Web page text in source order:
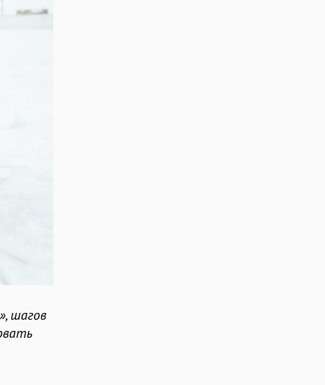
шагов